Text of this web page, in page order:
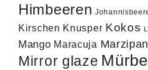
Himbeeren
Kirschen Knusper Kokos
Mango Maracuja Marzipan
Mirror glaze